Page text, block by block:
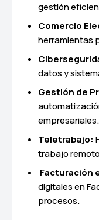
gestión
Comercio
herramientas
datos y
Gestión de
empresariales.
Teletrabajo:
trabajo
Facturación
digitales en
procesos.